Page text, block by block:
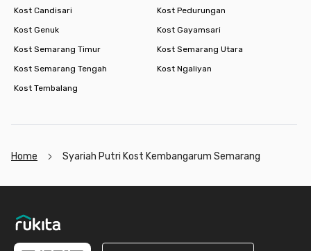
Kost Candisari
Kost Pedurungan
Kost Genuk
Kost Gayamsari
Kost Semarang Timur
Kost Semarang Utara
Kost Semarang Tengah
Kost Ngaliyan
Kost Tembalang
Home Syariah Putri Kost Kembangarum Semarang